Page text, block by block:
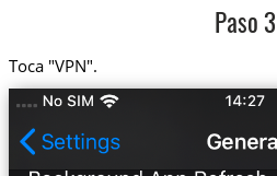
Paso 3
Toca "VPN".